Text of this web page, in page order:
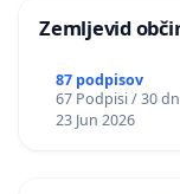
Zemljevid
87 podpisov
67 Podpisi / 30
23 Jun 2026